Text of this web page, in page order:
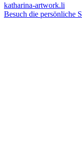
katharina-artwork.li
Besuch die persönliche